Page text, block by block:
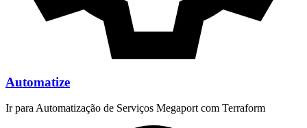
Automatize
Ir para Automatização de Serviços Megaport com Terraform